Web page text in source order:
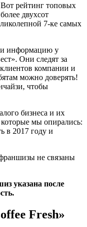
рейтинг топовых
двухсот
7-ке самых
информацию у
Они следят за
компании и
можно доверять!
чтобы
бизнеса и их
мы опирались:
в 2017 году и
указана после
Fresh»